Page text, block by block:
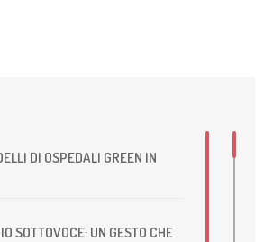
DI OSPEDALI GREEN IN
SOTTOVOCE: UN GESTO CHE